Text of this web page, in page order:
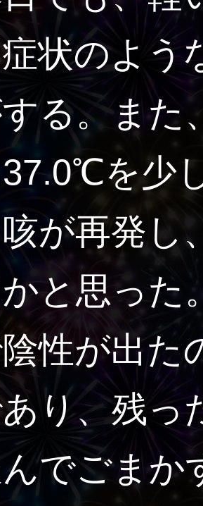
状のよう
る。また
37.0℃を少
が再発し
と思った
性が出た
り、残っ
でごまか